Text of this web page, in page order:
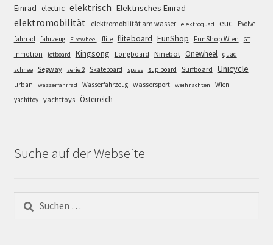
Einrad electric elektrisch Elektrisches Einrad
elektromobilität elektromobilität am wasser elektroquad euc
Evolve
fahrrad
fahrzeug Firewheel flite fliteboard FunShop FunShop Wien GT
Inmotion jetboard Kingsong Longboard Ninebot Onewheel quad
schnee Segway serie 2 Skateboard spass sup board Surfboard Unicycle
urban wasserfahrrad Wasserfahrzeug wassersport weihnachten
Wien
yachttoy yachttoys Österreich
Suche auf der Webseite
Suchen
nach: